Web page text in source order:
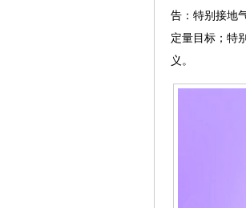
告：特别接地
定量目标；特
义。